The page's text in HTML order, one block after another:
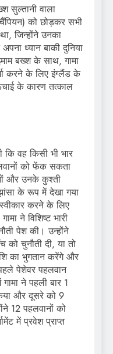
सुल्तानी वाला
को छोड़कर सभी
जिन्होंने उनका
ध्यान बाकी दुनिया
बख्श के साथ, गामा
करने के लिए इंग्लैंड के
के कारण तत्काल
कि वह किसी भी भार
को फेंक सकता
और उनके कुश्ती
के रूप में देखा गया
करने के लिए
ने विशिष्ट भारी
पेश की। उन्होंने
चुनौती दी, या तो
का भुगतान करेंगे और
पेशेवर पहलवान
ने पहली बार 1
और दूसरे को 9
12 पहलवानों को
में प्रवेश प्राप्त